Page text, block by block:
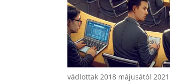
vádlottak 2018 májusától